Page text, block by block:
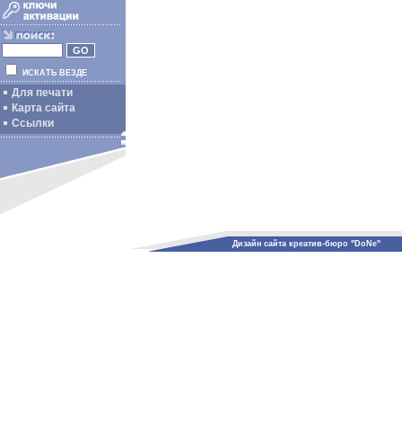
ИСКАТЬ ВЕЗДЕ
Для печати
Карта сайта
Ссылки
Дизайн сайта креатив-бюро "DoNe"